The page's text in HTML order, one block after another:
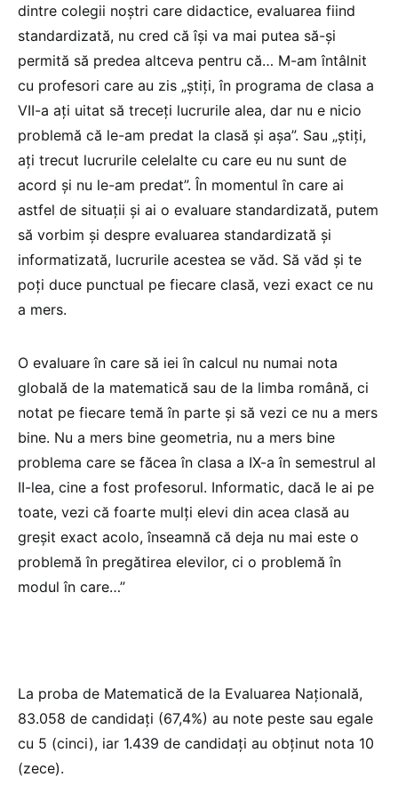
dintre colegii noștri care didactice, evaluarea fiind
standardizată, nu cred că își va mai putea să-și
permită să predea altceva pentru că… M-am întâlnit
cu profesori care au zis „știți, în programa de clasa a
VII-a ați uitat să treceți lucrurile alea, dar nu e nicio
problemă că le-am predat la clasă și așa”. Sau „știți,
ați trecut lucrurile celelalte cu care eu nu sunt de
acord și nu le-am predat”. În momentul în care ai
astfel de situații și ai o evaluare standardizată, putem
să vorbim și despre evaluarea standardizată și
informatizată, lucrurile acestea se văd. Să văd și te
poți duce punctual pe fiecare clasă, vezi exact ce nu
a mers.
O evaluare în care să iei în calcul nu numai nota
globală de la matematică sau de la limba română, ci
notat pe fiecare temă în parte și să vezi ce nu a mers
bine. Nu a mers bine geometria, nu a mers bine
problema care se făcea în clasa a IX-a în semestrul al
II-lea, cine a fost profesorul. Informatic, dacă le ai pe
toate, vezi că foarte mulți elevi din acea clasă au
greșit exact acolo, înseamnă că deja nu mai este o
problemă în pregătirea elevilor, ci o problemă în
modul în care…”
La proba de Matematică de la Evaluarea Națională,
83.058 de candidați (67,4%) au note peste sau egale
cu 5 (cinci), iar 1.439 de candidați au obținut nota 10
(zece).